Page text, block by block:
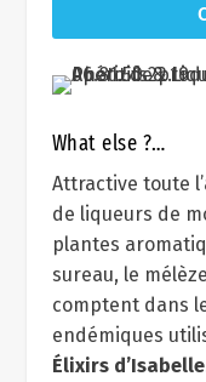
What else ?…
Attractive toute
de liqueurs de
plantes
sureau, le
comptent dans
endémiques
Élixirs d’Isabelle